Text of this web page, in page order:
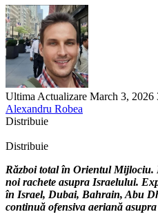
Ultima Actualizare March 3, 2026
Alexandru Robea
Distribuie
Distribuie
Război total în Orientul
noi rachete asupra Israelului.
în Israel, Dubai, Bahrain, Abu
continuă ofensiva aeriană